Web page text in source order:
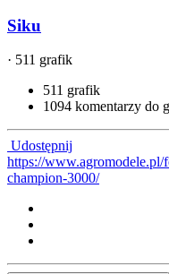
Siku
· 511 grafik
511 grafik
1094 komentarzy do
Udostępnij
https://www.agromodele.pl/
champion-3000/